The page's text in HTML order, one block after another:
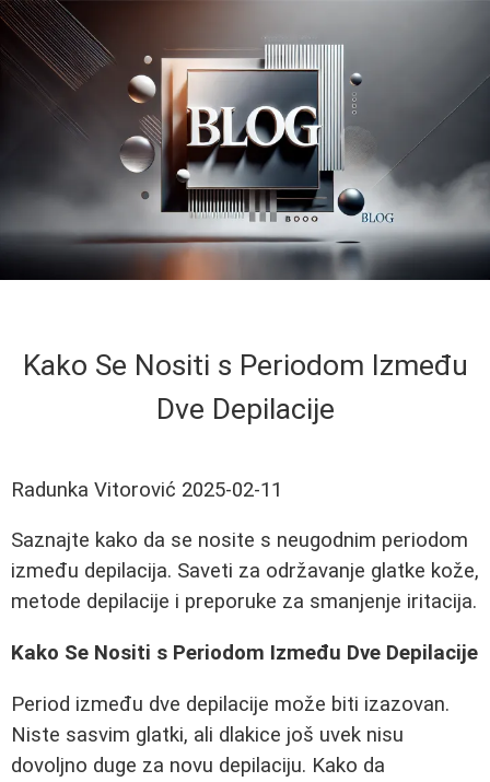
Kako Se Nositi s Periodom Između
Dve Depilacije
Radunka Vitorović 2025-02-11
Saznajte kako da se nosite s neugodnim periodom
između depilacija. Saveti za održavanje glatke kože,
metode depilacije i preporuke za smanjenje iritacija.
Kako Se Nositi s Periodom Između Dve Depilacije
Period između dve depilacije može biti izazovan.
Niste sasvim glatki, ali dlakice još uvek nisu
dovoljno duge za novu depilaciju. Kako da